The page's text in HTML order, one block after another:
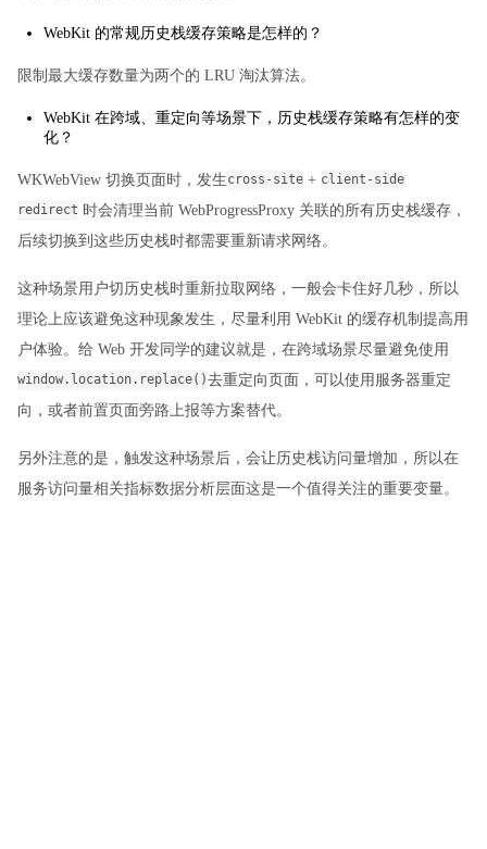
WebKit 的常规历史栈缓存策略是怎样的？
限制最大缓存数量为两个的 LRU 淘汰算法。
WebKit 在跨域、重定向等场景下，历史栈缓存策略有怎样的变
化？
WKWebView 切换页面时，发生cross-site + client-side
redirect 时会清理当前 WebProgressProxy 关联的所有历史栈缓存，
后续切换到这些历史栈时都需要重新请求网络。
这种场景用户切历史栈时重新拉取网络，一般会卡住好几秒，所以
理论上应该避免这种现象发生，尽量利用 WebKit 的缓存机制提高用
户体验。给 Web 开发同学的建议就是，在跨域场景尽量避免使用
window.location.replace()去重定向页面，可以使用服务器重定
向，或者前置页面旁路上报等方案替代。
另外注意的是，触发这种场景后，会让历史栈访问量增加，所以在
服务访问量相关指标数据分析层面这是一个值得关注的重要变量。